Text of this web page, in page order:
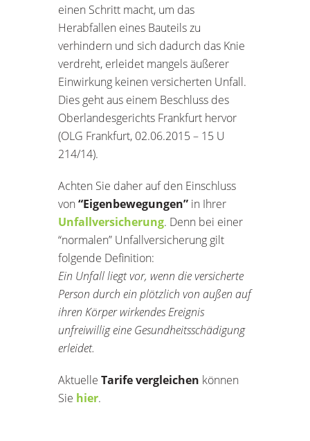
einen Schritt macht, um das
Herabfallen eines Bauteils zu
verhindern und sich dadurch das Knie
verdreht, erleidet mangels äußerer
Einwirkung keinen versicherten Unfall.
Dies geht aus einem Beschluss des
Oberlandesgerichts Frankfurt hervor
(OLG Frankfurt, 02.06.2015 – 15 U
214/14).
Achten Sie daher auf den Einschluss
von“Eigenbewegungen” in Ihrer
Unfallversicherung. Denn bei einer
“normalen” Unfallversicherung gilt
folgende Definition:
Ein Unfall liegt vor, wenn die versicherte
Person durch ein plötzlich von außen auf
ihren Körper wirkendes Ereignis
unfreiwillig eine Gesundheitsschädigung
erleidet.
Aktuelle Tarife vergleichen können
Sie hier.